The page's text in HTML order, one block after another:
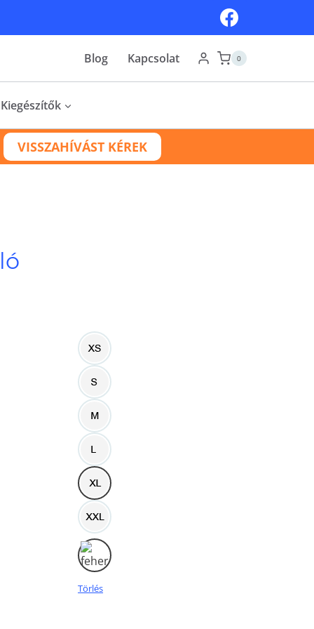
Blog Kapcsolat 0
Kiegészítők
VISSZAHÍVÁST KÉREK
Törlés